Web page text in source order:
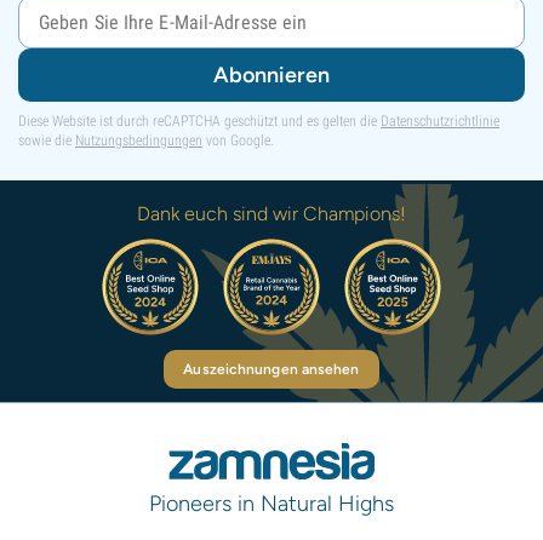
Abonnieren
Diese Website ist durch reCAPTCHA geschützt und es gelten die Datenschutzrichtlinie
sowie die Nutzungsbedingungen von Google.
Dank euch sind wir Champions!
Auszeichnungen ansehen
Pioneers in Natural Highs